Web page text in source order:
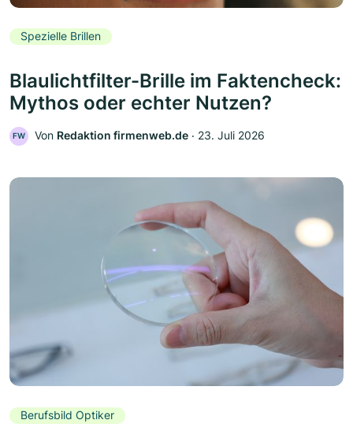
Spezielle Brillen
Blaulichtfilter-Brille im Faktencheck:
Mythos oder echter Nutzen?
FW Von Redaktion firmenweb.de ‧ 23. Juli 2026
Berufsbild Optiker